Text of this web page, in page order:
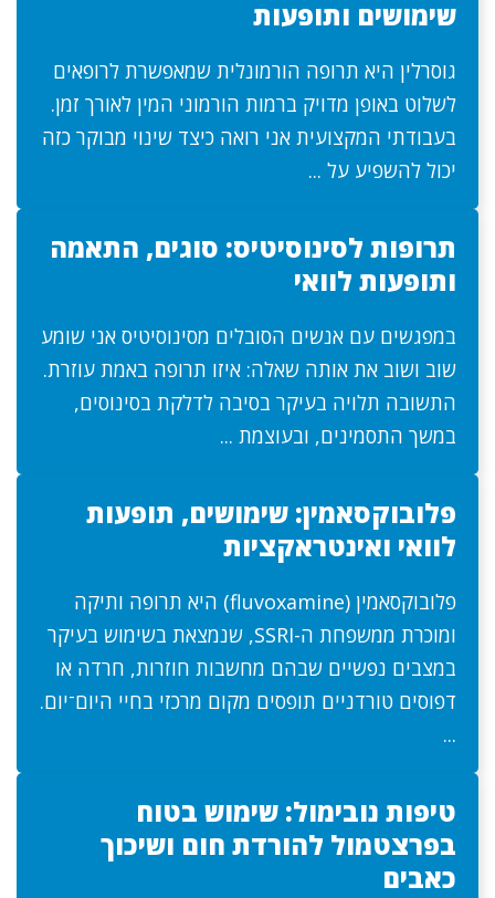
שימושים ותופעות
גוסרלין היא תרופה הורמונלית שמאפשרת לרופאים
לשלוט באופן מדויק ברמות הורמוני המין לאורך זמן.
בעבודתי המקצועית אני רואה כיצד שינוי מבוקר כזה
יכול להשפיע על ...
תרופות לסינוסיטיס: סוגים, התאמה
ותופעות לוואי
במפגשים עם אנשים הסובלים מסינוסיטיס אני שומע
שוב ושוב את אותה שאלה: איזו תרופה באמת עוזרת.
התשובה תלויה בעיקר בסיבה לדלקת בסינוסים,
במשך התסמינים, ובעוצמת ...
פלובוקסאמין: שימושים, תופעות
לוואי ואינטראקציות
פלובוקסאמין (fluvoxamine) היא תרופה ותיקה
ומוכרת ממשפחת ה-SSRI, שנמצאת בשימוש בעיקר
במצבים נפשיים שבהם מחשבות חוזרות, חרדה או
דפוסים טורדניים תופסים מקום מרכזי בחיי היום־יום.
...
טיפות נובימול: שימוש בטוח
בפרצטמול להורדת חום ושיכוך
כאבים